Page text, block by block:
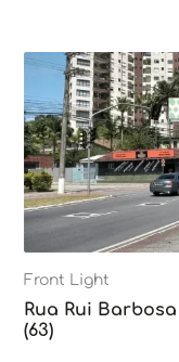
Front Light
Rua Rui
(63)